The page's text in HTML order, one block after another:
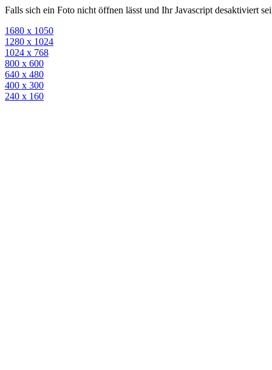
Falls sich ein Foto nicht öffnen lässt und Ihr Javascript desaktiviert
1680 x 1050
1280 x 1024
1024 x 768
800 x 600
640 x 480
400 x 300
240 x 160